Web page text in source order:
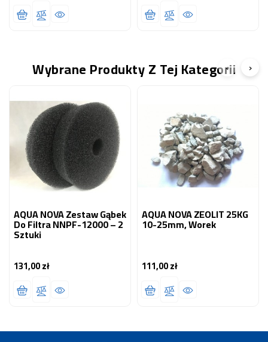
Wybrane Produkty Z Tej Kategorii
AQUA NOVA Zestaw Gąbek
Do Filtra NNPF-12000 – 2
Sztuki
131,00 złCena
AQUA NOVA ZEOLIT 25KG
10-25mm, Worek
111,00 złCena
‹ ›